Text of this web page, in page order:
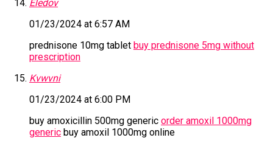
Eledov
01/23/2024 at 6:57 AM
prednisone 10mg tablet buy prednisone 5mg without
prescription
Kvwvni
01/23/2024 at 6:00 PM
buy amoxicillin 500mg generic order amoxil 1000mg
generic buy amoxil 1000mg online